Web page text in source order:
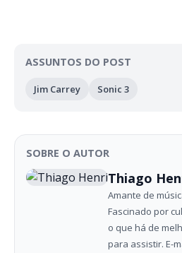
ASSUNTOS DO POST
Jim Carrey Sonic 3
SOBRE O AUTOR
Thiago
Amante de
Fascinado por
o que há de
para assistir. E-